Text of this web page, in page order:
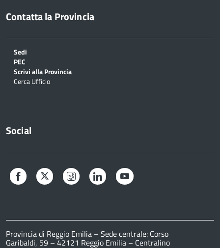
Contatta la Provincia
Sedi
PEC
Scrivi alla Provincia
Cerca Ufficio
Social
Facebook Twitter Instagram LinkedIn
Provincia di Reggio Emilia – Sede centrale: Corso
Garibaldi, 59 – 42121 Reggio Emilia – Centralino